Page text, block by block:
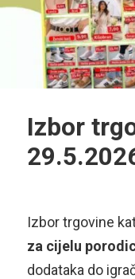
Izbor
Izbor trgovine
za cijelu
dodataka do